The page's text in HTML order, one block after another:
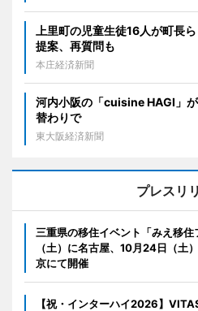
上里町の児童生徒16人が町長
提案、再質問も
本庄経済新聞
河内小阪の「cuisine HAGI」
替わりで
東大阪経済新聞
プレスリ
三重県の移住イベント「みえ移
（土）に名古屋、10月24日（土
京にて開催
【祝・インターハイ2026】